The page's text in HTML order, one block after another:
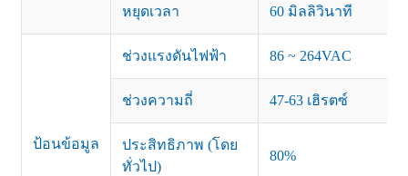
หยุดเวลา 60 มิลลิวินาที
ป้อนข้อมูล
ช่วงแรงดันไฟฟ้า 86 ~ 264VAC
ช่วงความถี่ 47-63 เฮิรตซ์
ประสิทธิภาพ (โดย
ทั่วไป)
80%